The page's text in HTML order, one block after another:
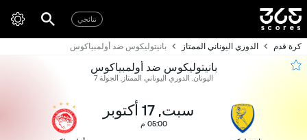
نتائجي
كرة قدم الدوري اليوناني الممتاز بانيتوليكوس ضد أولمبياكوس
بانيتوليكوس ضد أولمبياكوس
اليونان, الدوري اليوناني الممتاز, الجولة 7
سبت, 17 أكتوبر
05:00 م